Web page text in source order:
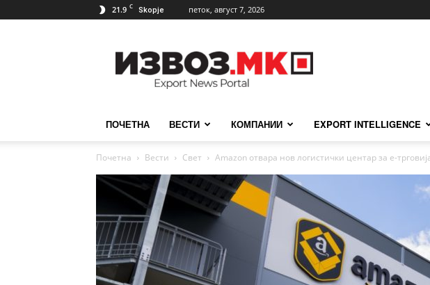
21.9 C Skopje петок, август 7, 2026
ПОЧЕТНА ВЕСТИ КОМПАНИИ EXPORT INTELLIGENCE
Почетна Вести Свет Amazon отвара нов логистички центар за е-